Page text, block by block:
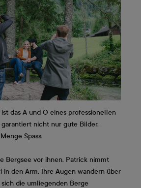
das A und O eines professionellen
garantiert nicht nur gute Bilder,
Spass.
Bergsee vor ihnen. Patrick nimmt
in den Arm. Ihre Augen wandern über
sich die umliegenden Berge